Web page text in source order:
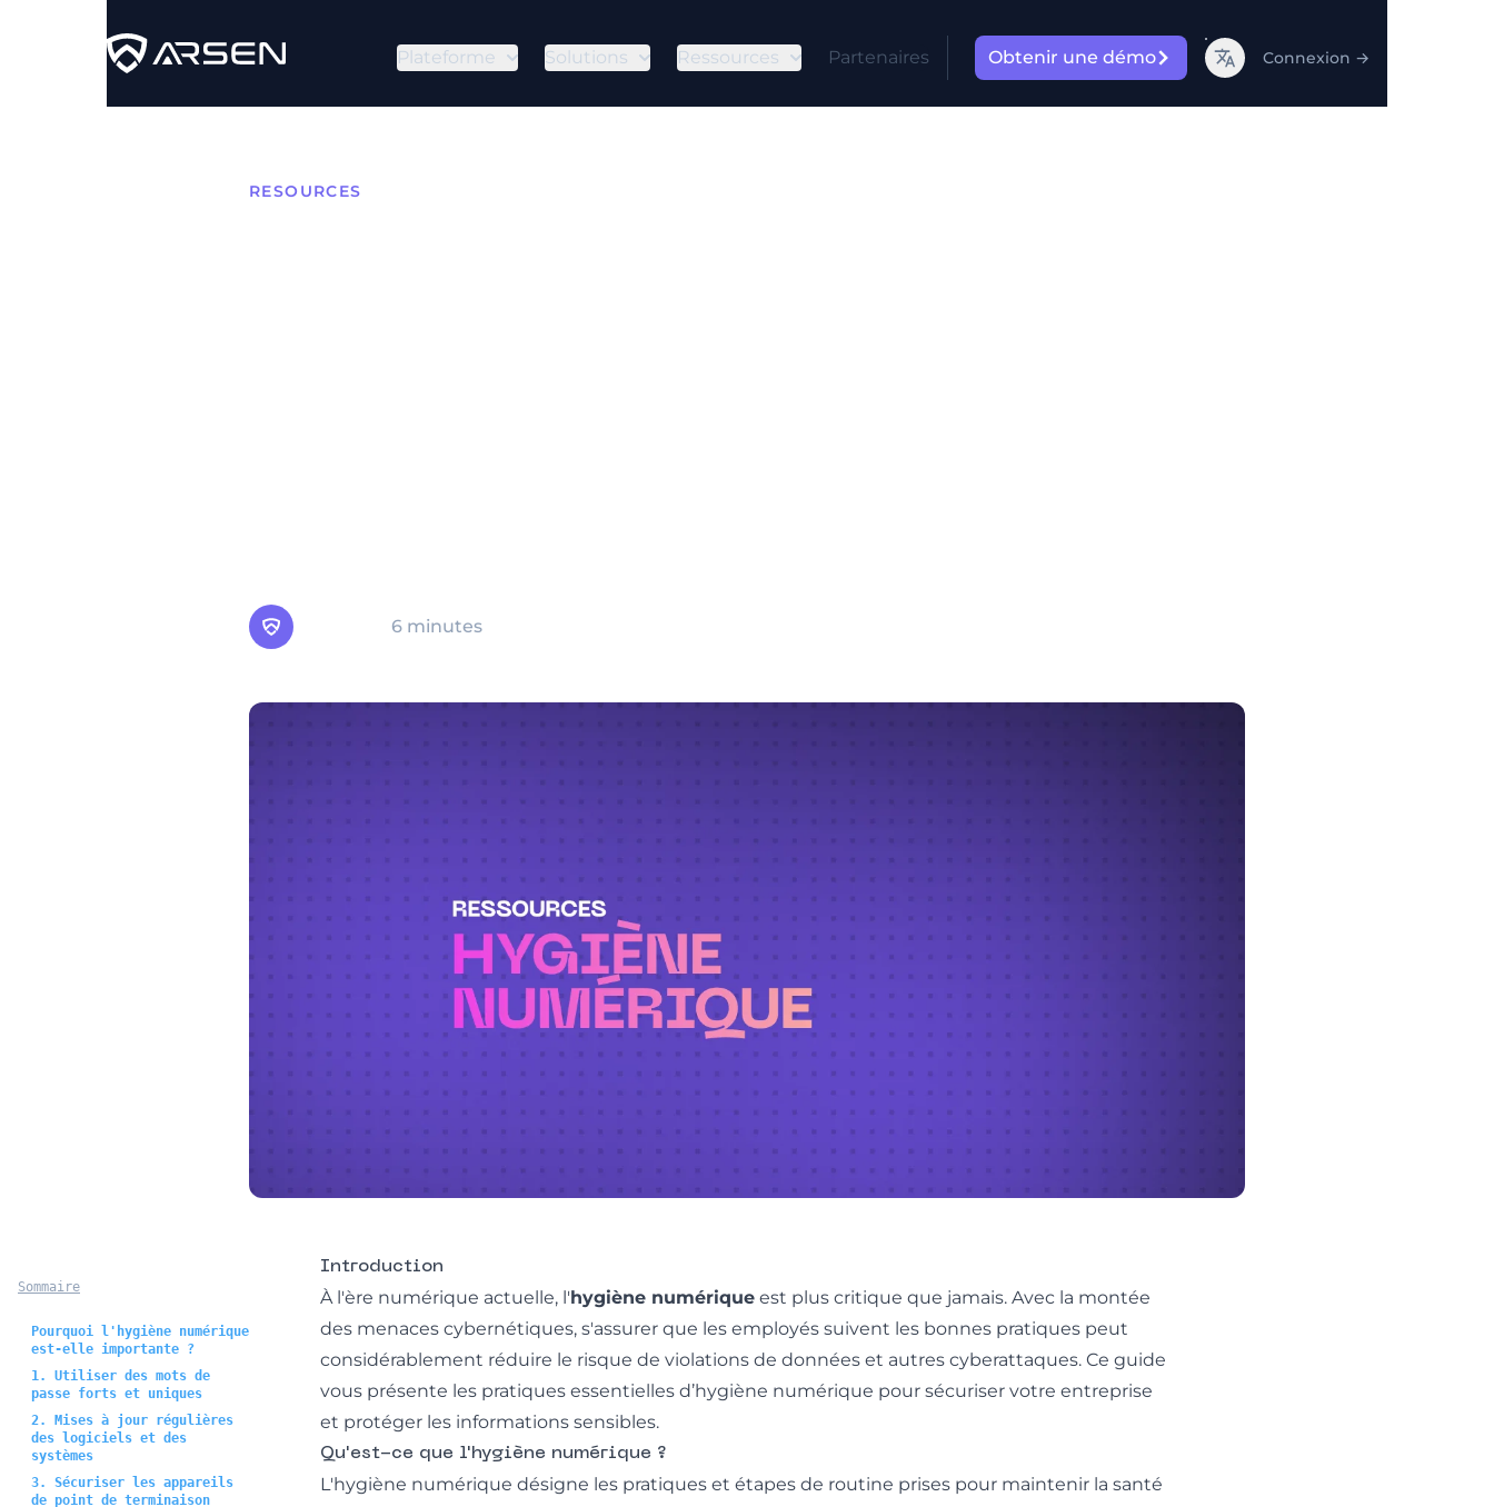
Plateforme Solutions Ressources Partenaires Obtenir une démo Connexion →
RESOURCES
6 minutes
Sommaire
Pourquoi l'hygiène numérique
est-elle importante ?
1. Utiliser des mots de
passe forts et uniques
2. Mises à jour régulières
des logiciels et des
systèmes
3. Sécuriser les appareils
de point de terminaison
Introduction
À l'ère numérique actuelle, l'hygiène numérique est plus critique que jamais. Avec la montée
des menaces cybernétiques, s'assurer que les employés suivent les bonnes pratiques peut
considérablement réduire le risque de violations de données et autres cyberattaques. Ce guide
vous présente les pratiques essentielles d’hygiène numérique pour sécuriser votre entreprise
et protéger les informations sensibles.
Qu'est-ce que l'hygiène numérique ?
L'hygiène numérique désigne les pratiques et étapes de routine prises pour maintenir la santé